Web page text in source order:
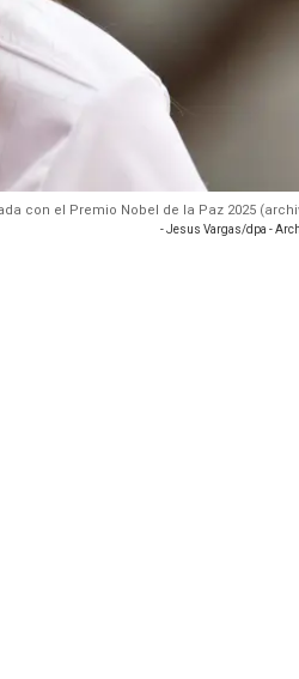
con el Premio Nobel de la Paz 2025
- Jesus Vargas/dpa -